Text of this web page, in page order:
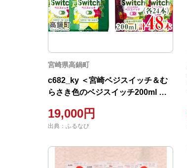
宮崎県高鍋町
c682_ky ＜宮崎ベジスイッチ＆む
らさき色のベジスイッチ200ml 各
19,000円
出典：ふるなび